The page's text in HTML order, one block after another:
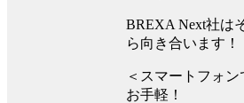
BREXA Next社は
ら向き合います！
＜スマートフォン
お手軽！